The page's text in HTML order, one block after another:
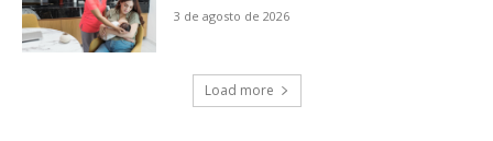
3 de agosto de 2026
Load more